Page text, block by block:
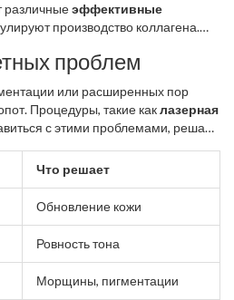
различныеэффективные
производство коллагена.
проблем
или расширенных пор
Процедуры, такие каклазерная
с этими проблемами, решая
Что решает
Обновление кожи
Ровность тона
Морщины, пигментации